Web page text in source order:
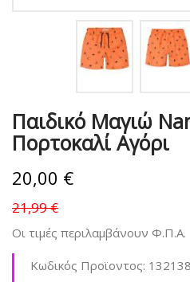
Παιδικό Μαγιώ
Πορτοκαλί Αγόρι
20,00 €
21,99 €
Οι τιμές περιλαμβάνουν Φ.Π.Α.
Κωδικός Προϊοντος: